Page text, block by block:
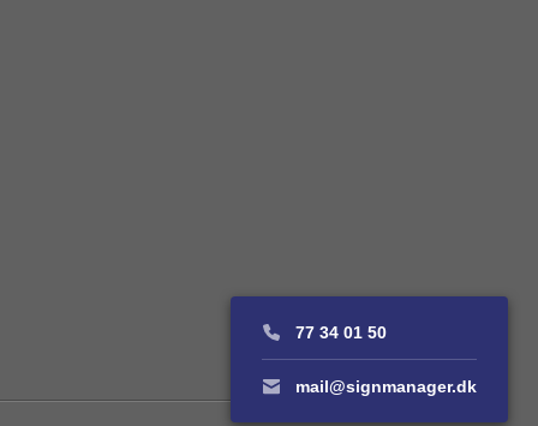
77 34 01 50
mail@signmanager.dk